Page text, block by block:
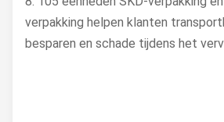
verpakking helpen klanten
besparen en schade tijdens het